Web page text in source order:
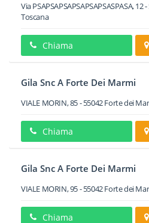
Via PSAPSAPSAPSAPSAPSASPASA, 12-
Toscana
Chiama
Gila Snc A Forte Dei Marmi
VIALE MORIN, 85-55042Forte dei
Chiama
Gila Snc A Forte Dei Marmi
VIALE MORIN, 95-55042Forte dei
Chiama